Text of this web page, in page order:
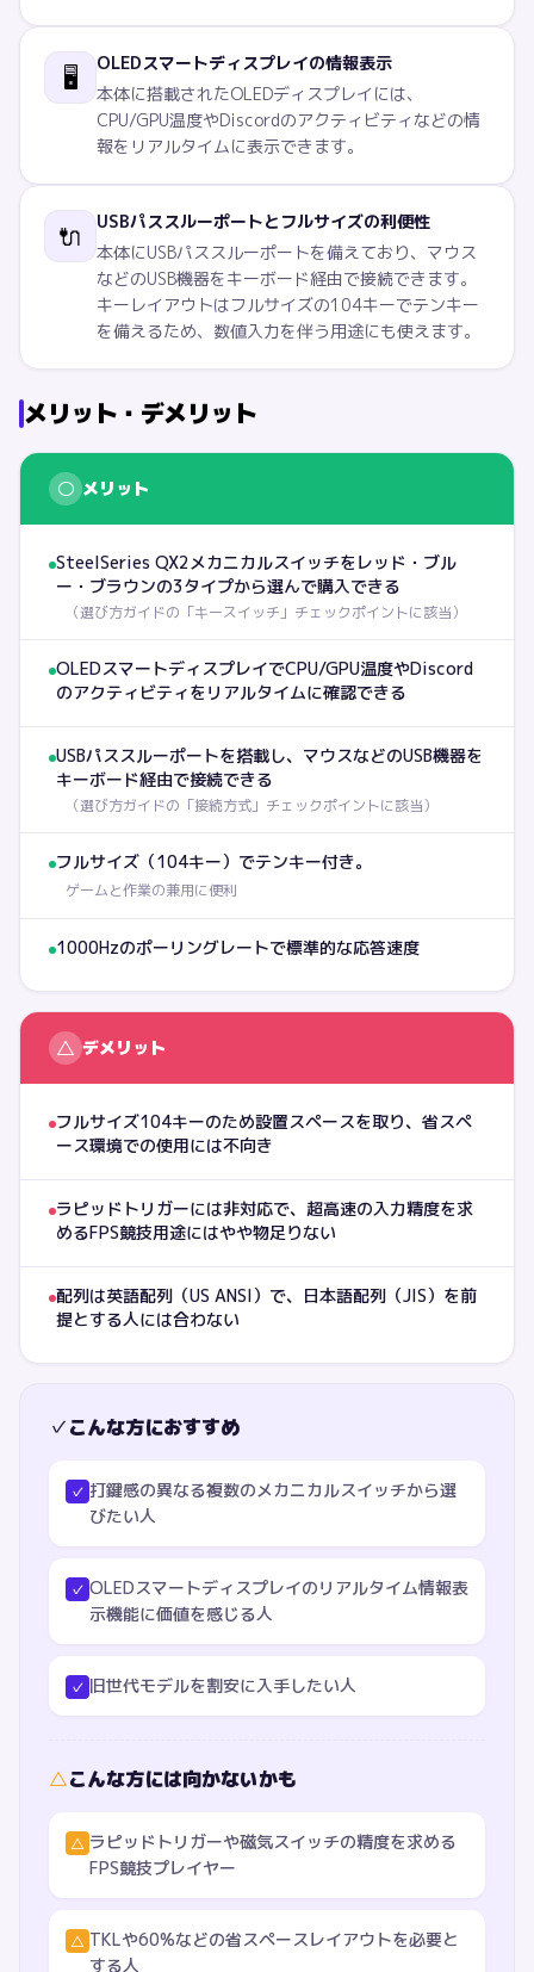
🖥️
OLEDスマートディスプレイの情報表示
本体に搭載されたOLEDディスプレイには、
CPU/GPU温度やDiscordのアクティビティなどの情
報をリアルタイムに表示できます。
🔌
USBパススルーポートとフルサイズの利便性
本体にUSBパススルーポートを備えており、マウス
などのUSB機器をキーボード経由で接続できます。
キーレイアウトはフルサイズの104キーでテンキー
を備えるため、数値入力を伴う用途にも使えます。
メリット・デメリット
○ メリット
SteelSeries QX2メカニカルスイッチをレッド・ブル
ー・ブラウンの3タイプから選んで購入できる
（選び方ガイドの「キースイッチ」チェックポイントに該当）
OLEDスマートディスプレイでCPU/GPU温度やDiscord
のアクティビティをリアルタイムに確認できる
USBパススルーポートを搭載し、マウスなどのUSB機器を
キーボード経由で接続できる
（選び方ガイドの「接続方式」チェックポイントに該当）
フルサイズ（104キー）でテンキー付き。
ゲームと作業の兼用に便利
1000Hzのポーリングレートで標準的な応答速度
△ デメリット
フルサイズ104キーのため設置スペースを取り、省スペ
ース環境での使用には不向き
ラピッドトリガーには非対応で、超高速の入力精度を求
めるFPS競技用途にはやや物足りない
配列は英語配列（US ANSI）で、日本語配列（JIS）を前
提とする人には合わない
✓こんな方におすすめ
✓ 打鍵感の異なる複数のメカニカルスイッチから選
びたい人
✓ OLEDスマートディスプレイのリアルタイム情報表
示機能に価値を感じる人
✓ 旧世代モデルを割安に入手したい人
△こんな方には向かないかも
△ ラピッドトリガーや磁気スイッチの精度を求める
FPS競技プレイヤー
△ TKLや60%などの省スペースレイアウトを必要と
する人